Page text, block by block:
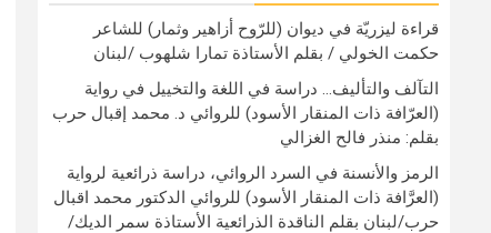
قراءة ليزريّة في ديوان (للرّوح أزاهير وثمار) للشاعر
حكمت الخولي / بقلم الأستاذة تمارا شلهوب /لبنان
التآلف والتأليف… دراسة في اللغة والتخييل في رواية
(العرّافة ذات المنقار الأسود) للروائي د. محمد إقبال حرب
بقلم: منذر فالح الغزالي
الرمز والأنسنة في السرد الروائي، دراسة ذرائعية لرواية
(العرَّافة ذات المنقار الأسود) للروائي الدكتور محمد اقبال
حرب/لبنان بقلم الناقدة الذرائعية الأستاذة سمر الديك/